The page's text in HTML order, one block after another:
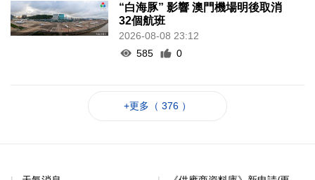
“白海豚” 影響 澳門機場明後取消
32個航班
2026-08-08 23:12
585
0
+更多（ 376 ）